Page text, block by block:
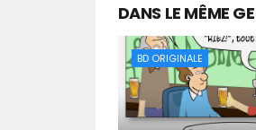
DANS LE MÊME
BD ORIGINALE